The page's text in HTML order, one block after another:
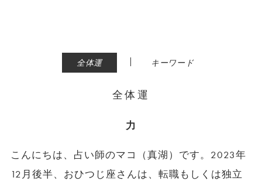
全体運 | キーワード
全体運
力
こんにちは、占い師のマコ（真湖）です。2023年
12月後半、おひつじ座さんは、転職もしくは独立